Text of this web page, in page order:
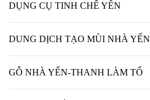
DỤNG CỤ TINH CHẾ YẾN
DUNG DỊCH TẠO MÙI NHÀ YẾN
GỖ NHÀ YẾN-THANH LÀM TỔ